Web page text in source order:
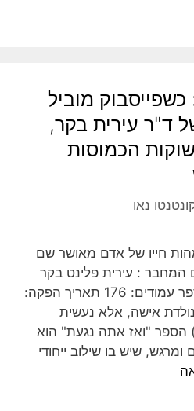
מוביל
ד"ר עירית בקר,
הכמוסות
נאו
חייו של אדם מאושר שם
: עירית פלינט בקר
הוצאת ספרים : סער מספר עמודים: 176 תאריך הפקה:
נולדת אישה, אלא נעשית
הספר "ואז אתה נגעת" הוא
שיש בו שילוב ייחודי